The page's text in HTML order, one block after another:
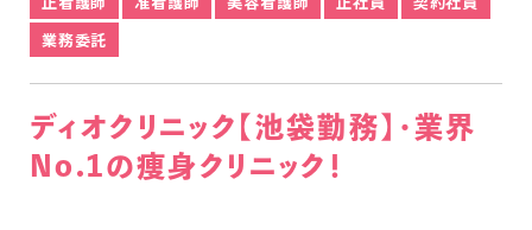
業務委託
ディオクリニック【池袋勤務】・業界
No.1の痩身クリニック！